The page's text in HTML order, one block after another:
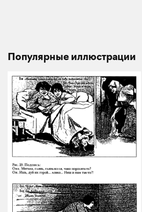
Популярные иллюстрации